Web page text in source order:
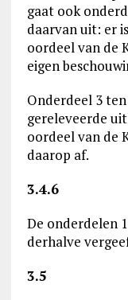
gaat ook
daarvan uit: er
oordeel van de
eigen
Onderdeel 3
gereleveerde
oordeel van de
daarop af.
3.4.6
De onderdelen
derhalve
3.5